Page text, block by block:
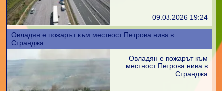
09.08.2026 19:24
Овладян е пожарът към местност Петрова нива в
Странджа
Овладян е пожарът към
местност Петрова нива в
Странджа